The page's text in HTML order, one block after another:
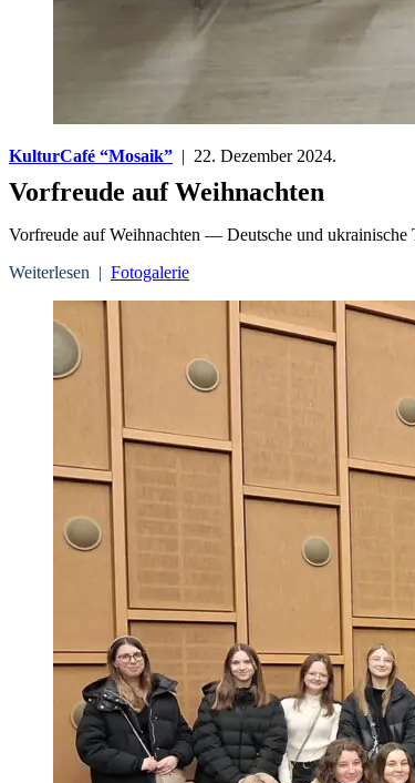
KulturCafé “Mosaik” | 22. Dezember 2024.
Vorfreude auf Weihnachten
Vorfreude auf Weihnachten — Deutsche und ukrainische
Weiterlesen | Fotogalerie